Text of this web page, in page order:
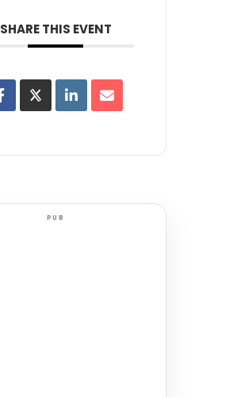
SHARE THIS EVENT
PUB